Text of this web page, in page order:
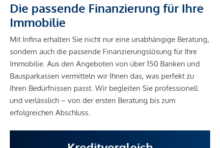
Die passende Finanzierung für Ihre
Immobilie
Mit Infina erhalten Sie nicht nur eine unabhängige Beratung,
sondern auch die passende Finanzierungslösung für Ihre
Immobilie. Aus den Angeboten von über 150 Banken und
Bausparkassen vermitteln wir Ihnen das, was perfekt zu
Ihren Bedürfnissen passt. Wir begleiten Sie professionell
und verlässlich – von der ersten Beratung bis zum
erfolgreichen Abschluss.